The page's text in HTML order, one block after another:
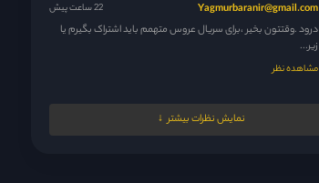
Yagmurbaranir@gmail.com 22 ساعت پیش
درود .وقتتون بخیر ،برای سریال عروس متهمم باید اشتراک بگیرم یا
زیر...
مشاهده نظر
فدای خودت و مادرت
نمایش نظرات بیشتر